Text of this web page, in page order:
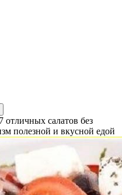
салатов без
полезной и вкусной едой